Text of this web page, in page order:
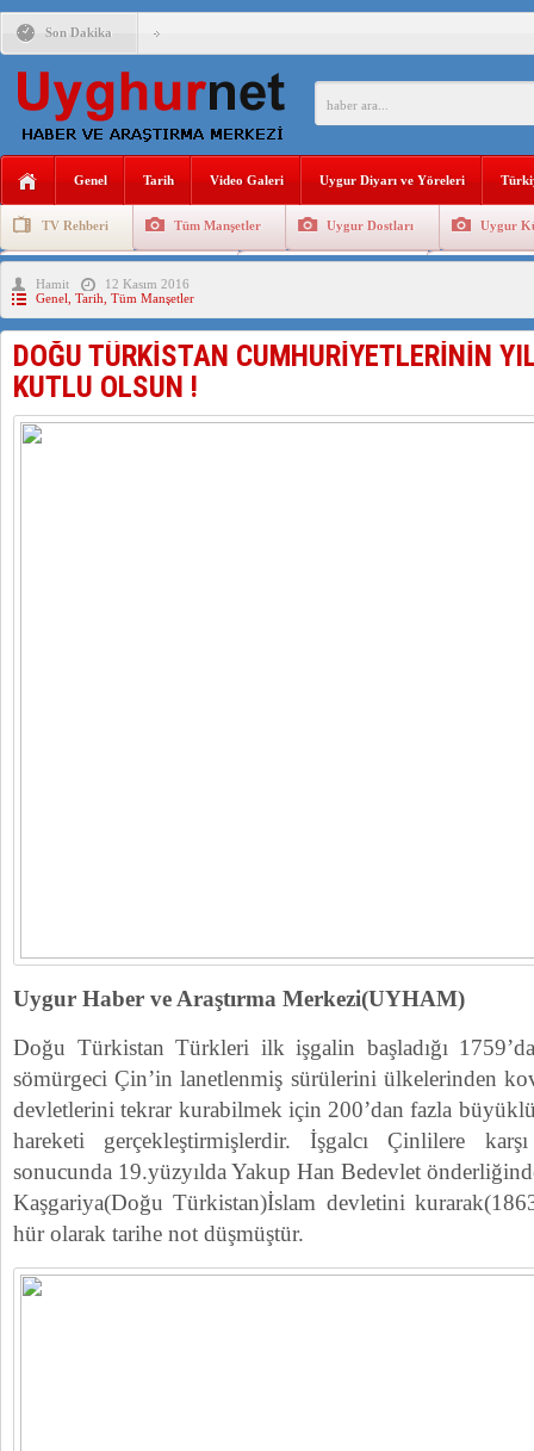
Son Dakika
ANAHTAR PARTİ GENEL BAŞKANI AĞIRALİOĞLU :
DİYANET AKADEMİSİ BAŞKANI DOÇ.DR.KAAN : DOĞU
150 YILDIR KAYNAYAN YARAMIZ : ÇİN İŞGALİNDEKİ
MHP’DEN URUMÇİ KATLİAMI MESAJİ : 05.07.2009
Genel Tarih Video Galeri Uygur Diyarı ve Yöreleri
TV Rehberi Tüm Manşetler Uygur Dostları Uygur
Uygurlarda Düğün ve Cenaze
Hamit
12 Kasım 2016
Genel Tarih Tüm Manşetler
DOĞU TÜRKİSTAN CUMHURİYETLERİNİN
KUTLU OLSUN !
Uygur Haber ve Araştırma Merkezi(UYHAM)
Doğu Türkistan Türkleri ilk işgalin başladığı
sömürgeci Çin’in lanetlenmiş sürülerini ülkelerinden
devletlerini tekrar kurabilmek için 200’dan fazla
hareketi gerçekleştirmişlerdir. İşgalcı Çinlilere
sonucunda 19.yüzyılda Yakup Han Bedevlet
Kaşgariya(Doğu Türkistan)İslam devletini
hür olarak tarihe not düşmüştür.